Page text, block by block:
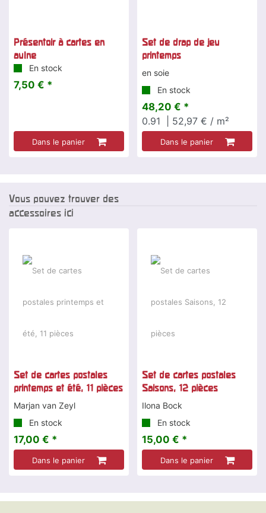
Présentoir à cartes en
aulne
En stock
7,50 € *
Dans le panier
Set de drap de jeu
printemps
en soie
En stock
48,20 € *
0.91
| 52,97 € / m²
Dans le panier
Vous pouvez trouver des
accessoires ici
Set de cartes postales
printemps et été, 11 pièces
Marjan van Zeyl
En stock
17,00 € *
Dans le panier
Set de cartes postales
Saisons, 12 pièces
Ilona Bock
En stock
15,00 € *
Dans le panier